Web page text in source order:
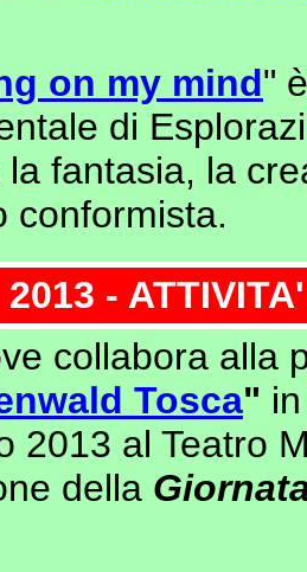
on my mind"
di
la fantasia, la
conformista.
2013 -
collabora alla
Tosca"
2013 al Teatro
della